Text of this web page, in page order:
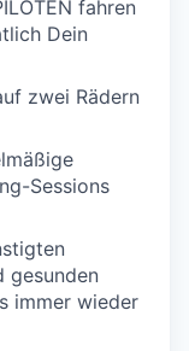
fahren
Dein
zwei Rädern
Sessions
gesunden
immer wieder